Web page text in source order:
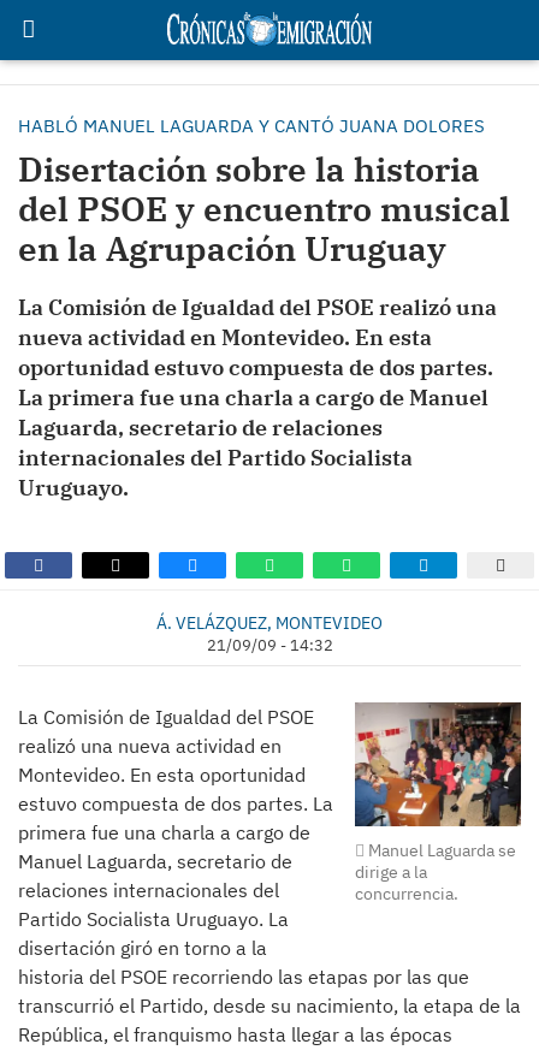
HABLÓ MANUEL LAGUARDA Y CANTÓ JUANA DOLORES
Disertación sobre la historia
del PSOE y encuentro musical
en la Agrupación Uruguay
La Comisión de Igualdad del PSOE realizó una
nueva actividad en Montevideo. En esta
oportunidad estuvo compuesta de dos partes.
La primera fue una charla a cargo de Manuel
Laguarda, secretario de relaciones
internacionales del Partido Socialista
Uruguayo.
Á. VELÁZQUEZ, MONTEVIDEO
21/09/09 - 14:32
Manuel Laguarda se
dirige a la
concurrencia.
La Comisión de Igualdad del PSOE
realizó una nueva actividad en
Montevideo. En esta oportunidad
estuvo compuesta de dos partes. La
primera fue una charla a cargo de
Manuel Laguarda, secretario de
relaciones internacionales del
Partido Socialista Uruguayo. La
disertación giró en torno a la
historia del PSOE recorriendo las etapas por las que
transcurrió el Partido, desde su nacimiento, la etapa de la
República, el franquismo hasta llegar a las épocas